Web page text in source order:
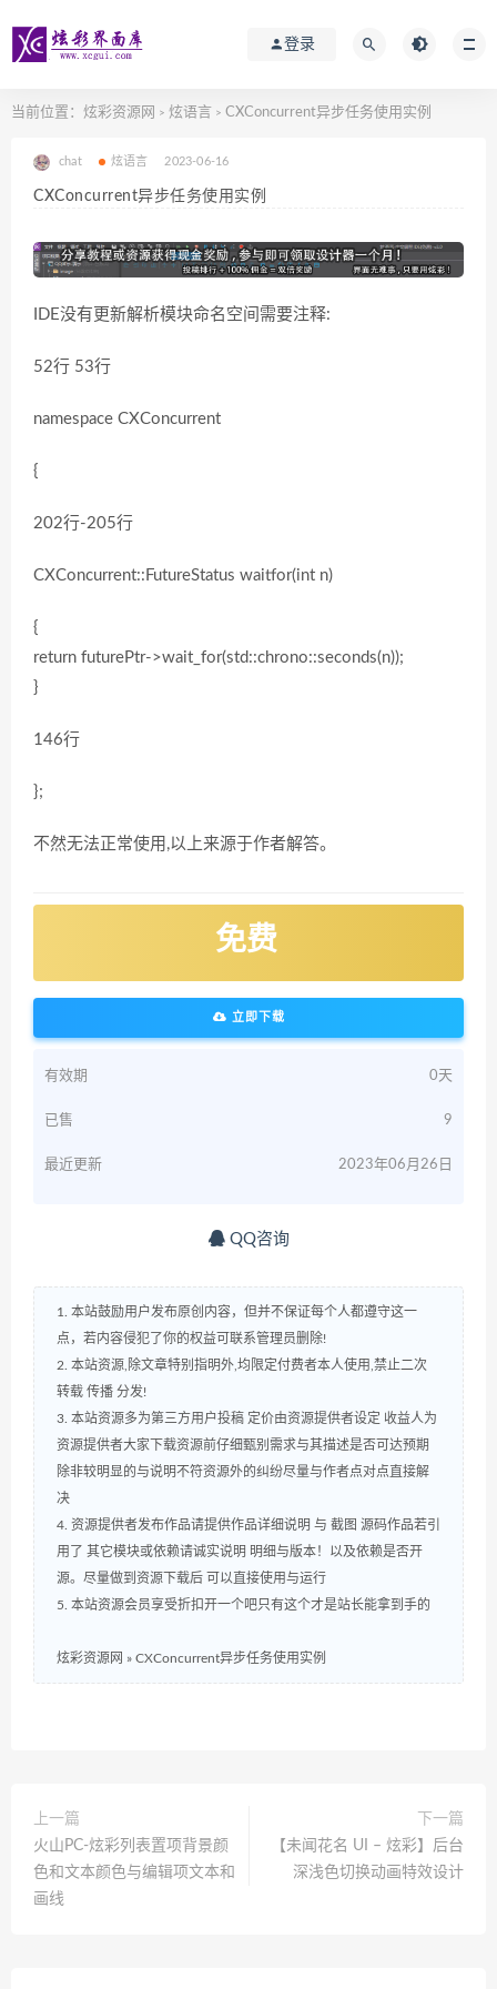
登录
当前位置： 炫彩资源网 > 炫语言 > CXConcurrent异步任务使用实例
chat 炫语言 2023-06-16
CXConcurrent异步任务使用实例
IDE没有更新解析模块命名空间需要注释:
52行 53行
namespace CXConcurrent
{
202行-205行
CXConcurrent::FutureStatus waitfor(int n)
{
return futurePtr->wait_for(std::chrono::seconds(n));
}
146行
};
不然无法正常使用,以上来源于作者解答。
免费
立即下载
有效期 0天
已售 9
最近更新 2023年06月26日
QQ咨询
1. 本站鼓励用户发布原创内容，但并不保证每个人都遵守这一
点，若内容侵犯了你的权益可联系管理员删除!
2. 本站资源,除文章特别指明外,均限定付费者本人使用,禁止二次
转载 传播 分发!
3. 本站资源多为第三方用户投稿 定价由资源提供者设定 收益人为
资源提供者大家下载资源前仔细甄别需求与其描述是否可达预期
除非较明显的与说明不符资源外的纠纷尽量与作者点对点直接解
决
4. 资源提供者发布作品请提供作品详细说明 与 截图 源码作品若引
用了 其它模块或依赖请诚实说明 明细与版本！以及依赖是否开
源。尽量做到资源下载后 可以直接使用与运行
5. 本站资源会员享受折扣开一个吧只有这个才是站长能拿到手的
炫彩资源网 » CXConcurrent异步任务使用实例
上一篇
火山PC-炫彩列表置项背景颜
色和文本颜色与编辑项文本和
画线
下一篇
【未闻花名 UI – 炫彩】后台
深浅色切换动画特效设计